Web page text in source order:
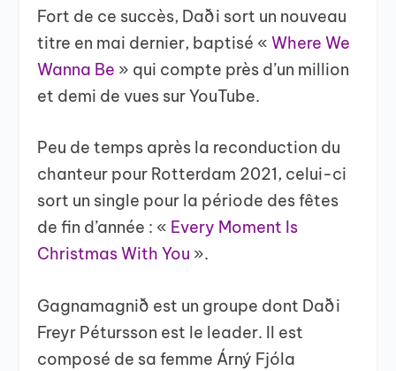
Fort de ce succès, Daði sort un nouveau
titre en mai dernier, baptisé «Where We
Wanna Be » qui compte près d’un million
et demi de vues sur YouTube.
Peu de temps après la reconduction du
chanteur pour Rotterdam 2021, celui-ci
sort un single pour la période des fêtes
de fin d’année : « Every Moment Is
Christmas With You ».
Gagnamagnið est un groupe dont Daði
Freyr Pétursson est le leader. Il est
composé de sa femme Árný Fjóla